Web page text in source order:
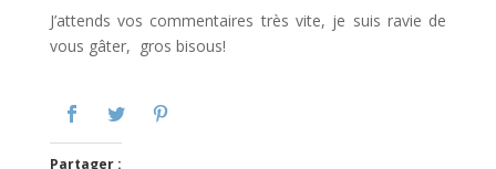
J’attends vos commentaires très vite, je suis ravie de
vous gâter, gros bisous!
Partager :